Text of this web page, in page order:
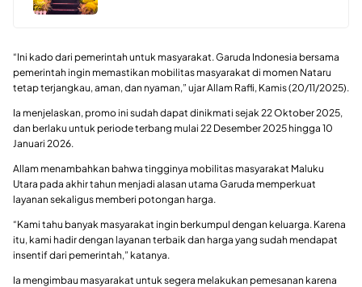
“Ini kado dari pemerintah untuk masyarakat. Garuda Indonesia bersama
pemerintah ingin memastikan mobilitas masyarakat di momen Nataru
tetap terjangkau, aman, dan nyaman,” ujar Allam Rafli, Kamis (20/11/2025).
Ia menjelaskan, promo ini sudah dapat dinikmati sejak 22 Oktober 2025,
dan berlaku untuk periode terbang mulai 22 Desember 2025 hingga 10
Januari 2026.
Allam menambahkan bahwa tingginya mobilitas masyarakat Maluku
Utara pada akhir tahun menjadi alasan utama Garuda memperkuat
layanan sekaligus memberi potongan harga.
“Kami tahu banyak masyarakat ingin berkumpul dengan keluarga. Karena
itu, kami hadir dengan layanan terbaik dan harga yang sudah mendapat
insentif dari pemerintah,” katanya.
Ia mengimbau masyarakat untuk segera melakukan pemesanan karena